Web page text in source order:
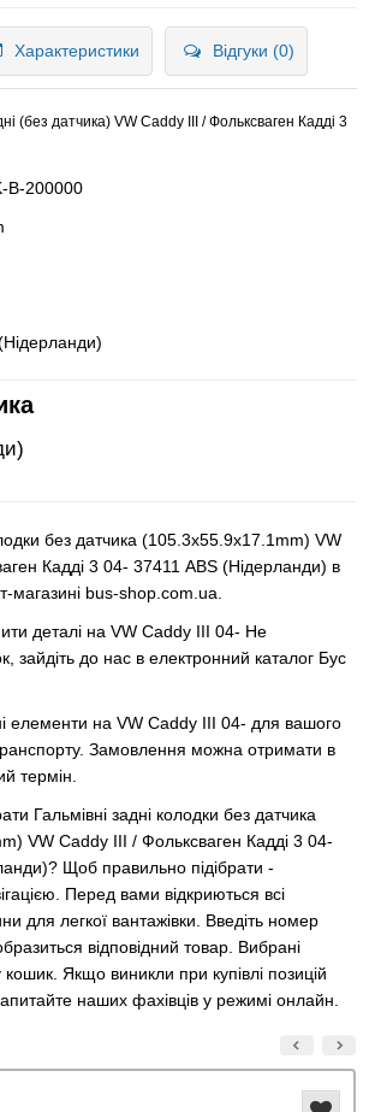
Характеристики Відгуки (0)
(без датчика) VW Caddy III / Фольксваген Кадді 3
B-200000
без датчика (105.3х55.9х17.1mm) VW
Кадді 3 04- 37411 ABS (Нідерланди) в
магазині bus-shop.com.ua.
деталі на VW Caddy III 04- Не
зайдіть до нас в електронний каталог Бус
елементи на VW Caddy III 04- для вашого
Замовлення можна отримати в
термін.
Гальмівні задні колодки без датчика
VW Caddy III / Фольксваген Кадді 3 04-
Щоб правильно підібрати -
Перед вами відкриються всі
для легкої вантажівки. Введіть номер
відповідний товар. Вибрані
кошик. Якщо виникли при купівлі позицій
наших фахівців у режимі онлайн.